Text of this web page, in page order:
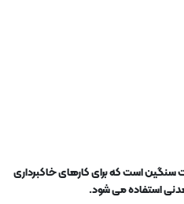
سنگین است که برای کارهای خاکبرداری
استفاده می شود.